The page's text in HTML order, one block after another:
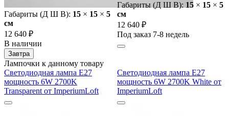
Габариты (Д Ш В): 15 × 15 × 5
cм
12 640 ₽
В наличии
Завтра
Габариты (Д Ш В): 15 × 15 × 5
cм
12 640 ₽
Под заказ 7-8 недель
Лампочки к данному товару
Светодиодная лампа E27
мощность 6W 2700K
Transparent от ImperiumLoft
Светодиодная лампа E27
мощность 6W 2700K White от
ImperiumLoft